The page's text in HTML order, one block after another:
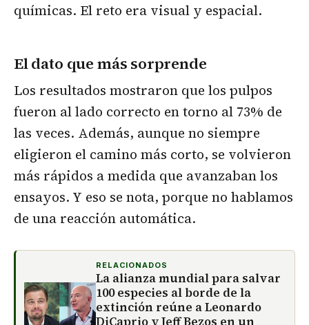
químicas. El reto era visual y espacial.
El dato que más sorprende
Los resultados mostraron que los pulpos
fueron al lado correcto en torno al 73% de
las veces. Además, aunque no siempre
eligieron el camino más corto, se volvieron
más rápidos a medida que avanzaban los
ensayos. Y eso se nota, porque no hablamos
de una reacción automática.
RELACIONADOS
La alianza mundial para salvar
100 especies al borde de la
extinción reúne a Leonardo